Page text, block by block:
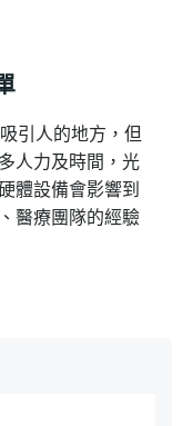
引人的地方，但
人力及時間，光
體設備會影響到
醫療團隊的經驗